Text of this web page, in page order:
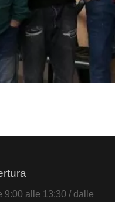
9:00 alle 13:30 / dalle